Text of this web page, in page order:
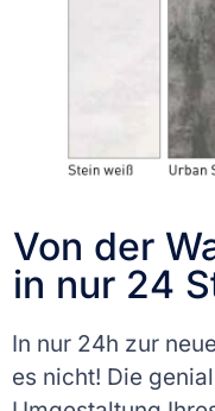
Von der
in nur 24
In nur 24h zur
es nicht! Die